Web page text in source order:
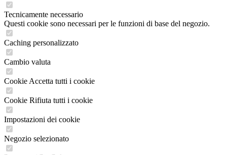
Tecnicamente necessario
Questi cookie sono necessari per le funzioni di base del negozio.
Caching personalizzato
Cambio valuta
Cookie Accetta tutti i cookie
Cookie Rifiuta tutti i cookie
Impostazioni dei cookie
Negozio selezionato